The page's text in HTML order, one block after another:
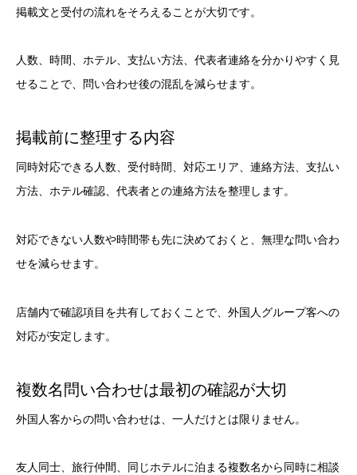
掲載文と受付の流れをそろえることが大切です。
人数、時間、ホテル、支払い方法、代表者連絡を分かりやすく見
せることで、問い合わせ後の混乱を減らせます。
掲載前に整理する内容
同時対応できる人数、受付時間、対応エリア、連絡方法、支払い
方法、ホテル確認、代表者との連絡方法を整理します。
対応できない人数や時間帯も先に決めておくと、無理な問い合わ
せを減らせます。
店舗内で確認項目を共有しておくことで、外国人グループ客への
対応が安定します。
複数名問い合わせは最初の確認が大切
外国人客からの問い合わせは、一人だけとは限りません。
友人同士、旅行仲間、同じホテルに泊まる複数名から同時に相談